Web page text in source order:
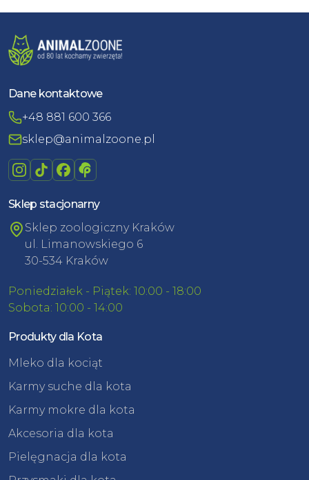
Dane kontaktowe
+48 881 600 366
sklep@animalzoone.pl
Sklep stacjonarny
Sklep zoologiczny Kraków
ul. Limanowskiego 6
30-534 Kraków
Poniedziałek - Piątek: 10:00 - 18:00
Sobota: 10:00 - 14:00
Produkty dla Kota
Mleko dla kociąt
Karmy suche dla kota
Karmy mokre dla kota
Akcesoria dla kota
Pielęgnacja dla kota